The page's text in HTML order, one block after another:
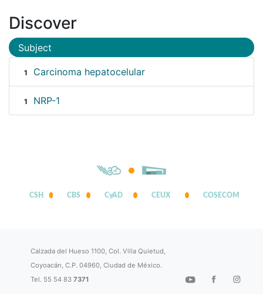
Discover
Subject
1 Carcinoma hepatocelular
1 NRP-1
CSH CBS CyAD CEUX COSECOM
Calzada del Hueso 1100, Col. Villa Quietud,
Coyoacán, C.P. 04960, Ciudad de México.
Tel. 55 54 837371